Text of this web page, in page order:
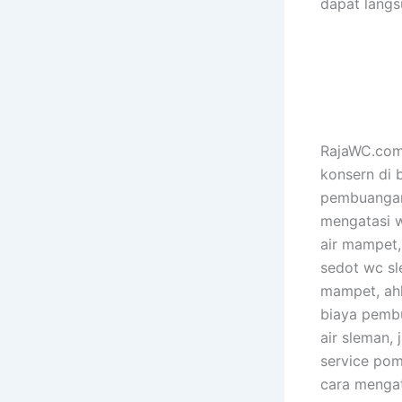
dapat
konsern di
mengatasi
air
sedot wc
mampet,
biaya
air sleman,
service
cara